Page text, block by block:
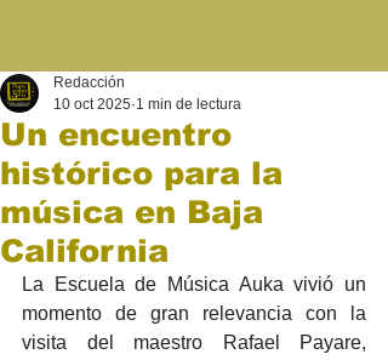
Un encuentro
histórico para la
música en Baja
California
Redacción
10 oct 2025 1 min de lectura
La Escuela de Música Auka vivió un
momento de gran relevancia con la
visita del maestro Rafael Payare,